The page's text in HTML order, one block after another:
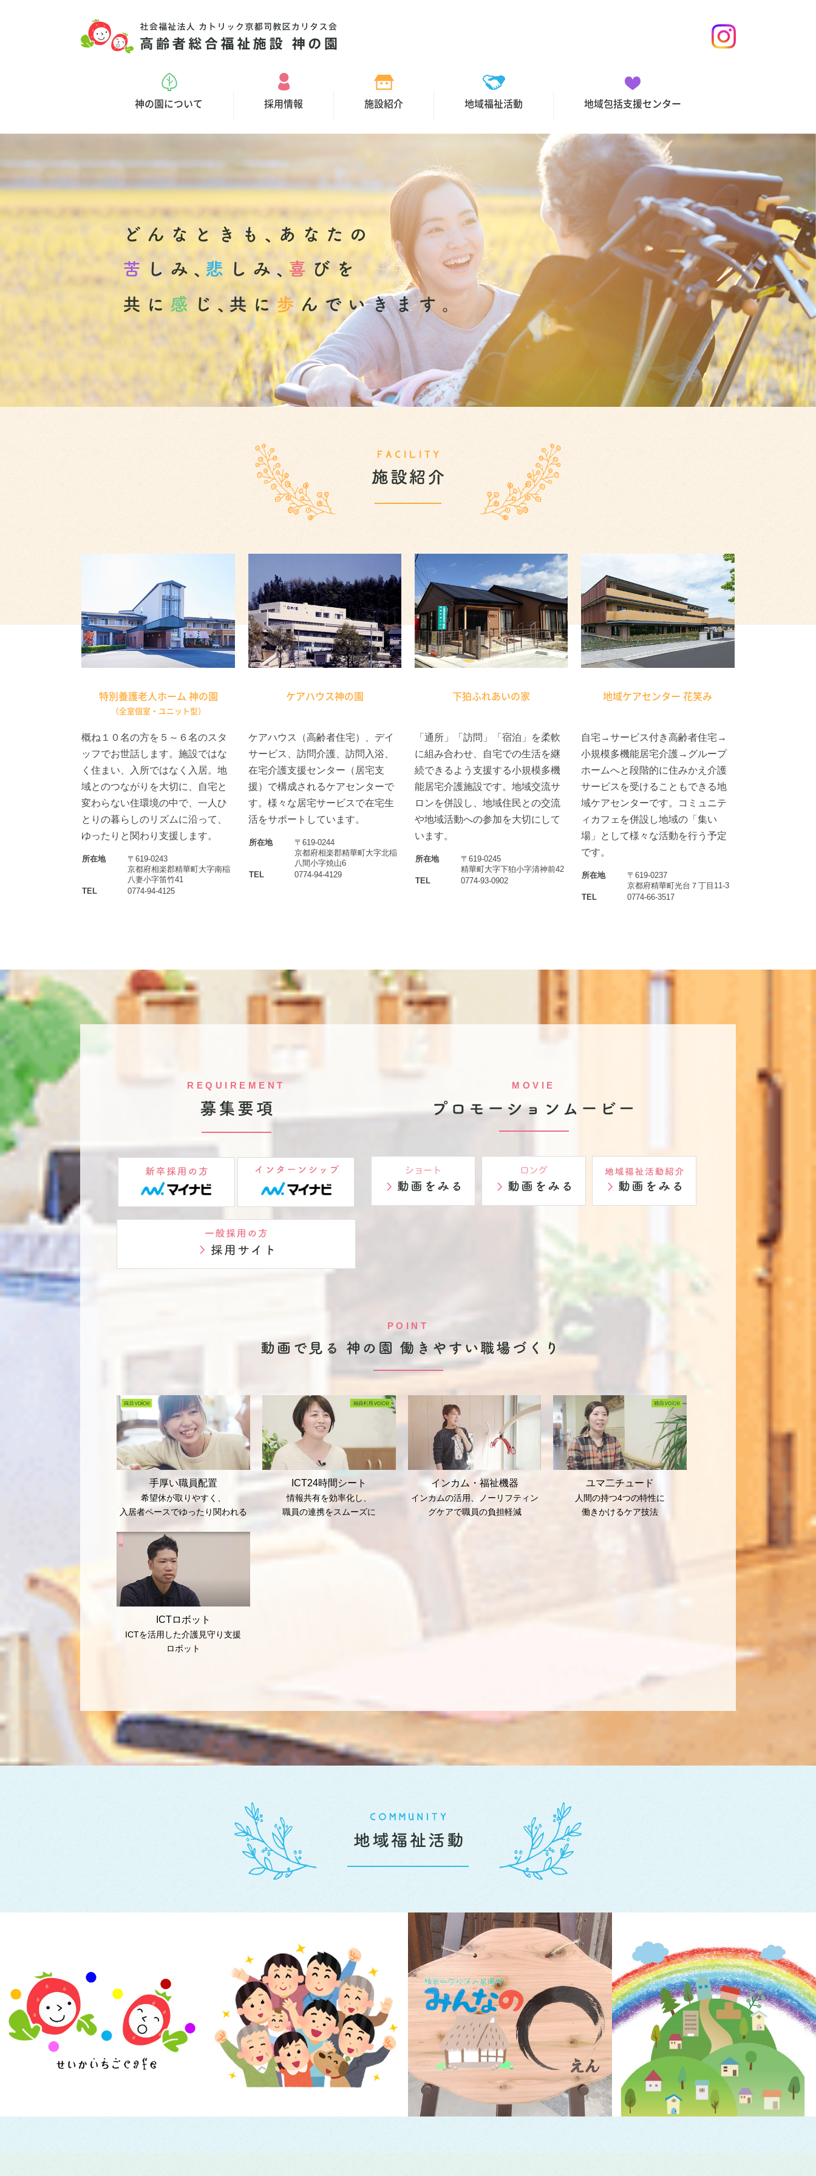
神の園について 採用情報 施設紹介 地域福祉活動 地域包括支援センター
特別養護老人ホーム 神の園
（全室個室・ユニット型）
概ね１０名の方を５～６名のスタ
ッフでお世話します。施設ではな
く住まい、入所ではなく入居。地
域とのつながりを大切に、自宅と
変わらない住環境の中で、一人ひ
とりの暮らしのリズムに沿って、
ゆったりと関わり支援します。
所在地
〒619-0243
京都府相楽郡精華町大字南稲
八妻小字笛竹41
TEL
0774-94-4125
ケアハウス神の園
ケアハウス（高齢者住宅）、デイ
サービス、訪問介護、訪問入浴、
在宅介護支援センター（居宅支
援）で構成されるケアセンターで
す。様々な居宅サービスで在宅生
活をサポートしています。
所在地
〒619-0244
京都府相楽郡精華町大字北稲
八間小字焼山6
TEL
0774-94-4129
下狛ふれあいの家
「通所」「訪問」「宿泊」を柔軟
に組み合わせ、自宅での生活を継
続できるよう支援する小規模多機
能居宅介護施設です。地域交流サ
ロンを併設し、地域住民との交流
や地域活動への参加を大切にして
います。
所在地
〒619-0245
精華町大字下狛小字清神前42
TEL
0774-93-0902
地域ケアセンター花笑み
自宅→サービス付き高齢者住宅→
小規模多機能居宅介護→グループ
ホームへと段階的に住みかえ介護
サービスを受けることもできる地
域ケアセンターです。コミュニテ
ィカフェを併設し地域の「集い
場」として様々な活動を行う予定
です。
所在地
〒619-0237
京都府精華町光台７丁目11-3
TEL
0774-66-3517
REQUIREMENT MOVIE
POINT
手厚い職員配置
希望休が取りやすく、
入居者ペースでゆったり関われる
ICT24時間シート
情報共有を効率化し、
職員の連携をスムーズに
インカム・福祉機器
インカムの活用、ノーリフティン
グケアで職員の負担軽減
ユマ二チュード
人間の持つ4つの特性に
働きかけるケア技法
ICTロボット
ICTを活用した介護見守り支援
ロボット